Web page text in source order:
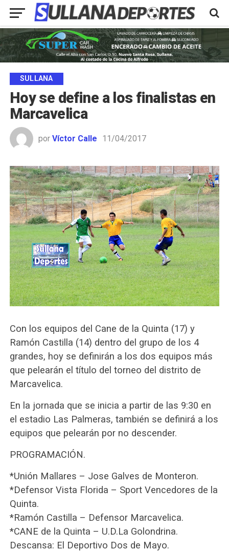
SULLANA
Hoy se define a los finalistas en
Marcavelica
por Víctor Calle 11/04/2017
Con los equipos del Cane de la Quinta (17) y
Ramón Castilla (14) dentro del grupo de los 4
grandes, hoy se definirán a los dos equipos más
que pelearán el título del torneo del distrito de
Marcavelica.
En la jornada que se inicia a partir de las 9:30 en
el estadio Las Palmeras, también se definirá a los
equipos que pelearán por no descender.
PROGRAMACIÓN.
*Unión Mallares – Jose Galves de Monteron.
*Defensor Vista Florida – Sport Vencedores de la
Quinta.
*Ramón Castilla – Defensor Marcavelica.
*CANE de la Quinta – U.D.La Golondrina.
Descansa: El Deportivo Dos de Mayo.